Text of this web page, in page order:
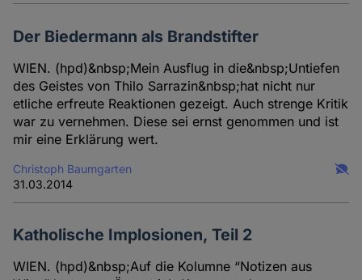
Der Biedermann als Brandstifter
WIEN. (hpd)&nbsp;Mein Ausflug in die&nbsp;Untiefen
des Geistes von Thilo Sarrazin&nbsp;hat nicht nur
etliche erfreute Reaktionen gezeigt. Auch strenge Kritik
war zu vernehmen. Diese sei ernst genommen und ist
mir eine Erklärung wert.
Christoph Baumgarten
31.03.2014
Katholische Implosionen, Teil 2
WIEN. (hpd)&nbsp;Auf die Kolumne “Notizen aus